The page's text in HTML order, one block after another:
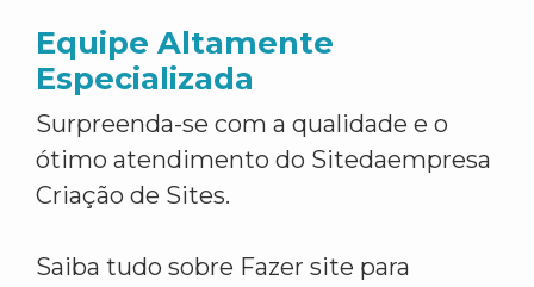
Equipe Altamente
Especializada
Surpreenda-se com a qualidade e o
ótimo atendimento do Sitedaempresa
Criação de Sites.
Saiba tudo sobre Fazer site para